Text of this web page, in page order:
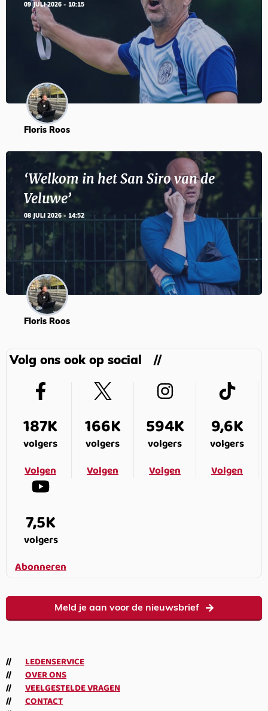
09 JULI 2026 - 10:15
Floris Roos
‘Welkom in het San Siro van de
Veluwe’
08 JULI 2026 - 14:52
Floris Roos
Volg ons ook op social
187K
volgers
Volgen
166K
volgers
Volgen
594K
volgers
Volgen
9,6K
volgers
Volgen
7,5K
volgers
Abonneren
Meld je aan voor de nieuwsbrief
LEDENSERVICE
OVER ONS
VEELGESTELDE VRAGEN
CONTACT